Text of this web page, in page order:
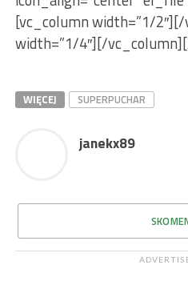
[vc_column width=”1/
width=”1/4″][/
WIĘCEJ SUPERPUCHAR
janekx89